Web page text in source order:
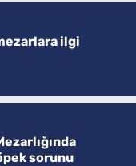
ilgi
sorunu